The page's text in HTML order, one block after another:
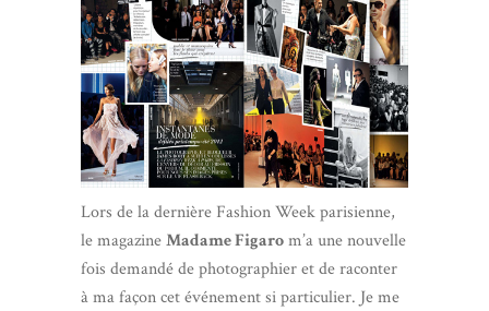
Lors de la dernière Fashion Week parisienne,
le magazineMadame Figarom’a une nouvelle
fois demandé de photographier et de raconter
à ma façon cet événement si particulier. Je me